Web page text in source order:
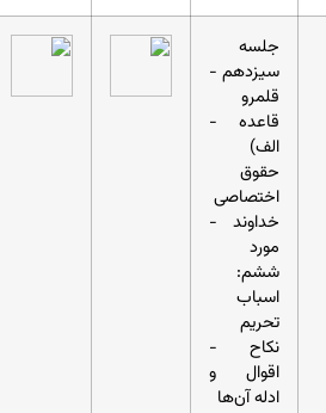
جلسه
سیزدهم -
قلمرو
قاعده -
الف)
حقوق
اختصاصی
خداوند -
مورد
ششم:
اسباب
تحریم
نکاح -
اقوال و
ادله آن‌ها